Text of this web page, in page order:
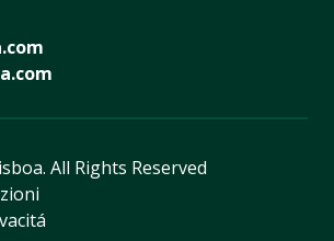
All Rights Reserved